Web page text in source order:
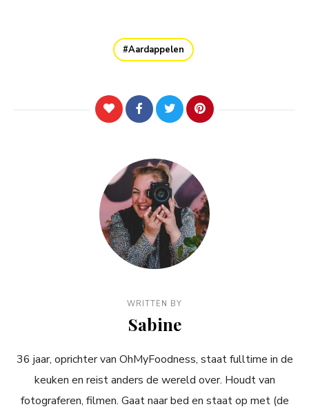
Aardappelen
WRITTEN BY
Sabine
36 jaar, oprichter van OhMyFoodness, staat fulltime in de
keuken en reist anders de wereld over. Houdt van
fotograferen, filmen. Gaat naar bed en staat op met (de